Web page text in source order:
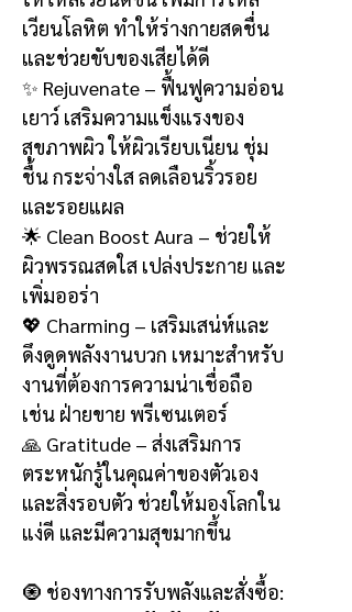
เวียนโลหิต ทำให้ร่างกายสดชื่น
และช่วยขับของเสียได้ดี
✨ Rejuvenate – ฟื้นฟูความอ่อน
เยาว์ เสริมความแข็งแรงของ
สุขภาพผิว ให้ผิวเรียบเนียน ชุ่ม
ชื้น กระจ่างใส ลดเลือนริ้วรอย
และรอยแผล
🌟 Clean Boost Aura – ช่วยให้
ผิวพรรณสดใส เปล่งประกาย และ
เพิ่มออร่า
💖 Charming – เสริมเสน่ห์และ
ดึงดูดพลังงานบวก เหมาะสำหรับ
งานที่ต้องการความน่าเชื่อถือ
เช่น ฝ่ายขาย พรีเซนเตอร์
🙏 Gratitude – ส่งเสริมการ
ตระหนักรู้ในคุณค่าของตัวเอง
และสิ่งรอบตัว ช่วยให้มองโลกใน
แง่ดี และมีความสุขมากขึ้น
🧿 ช่องทางการรับพลังและสั่งซื้อ: